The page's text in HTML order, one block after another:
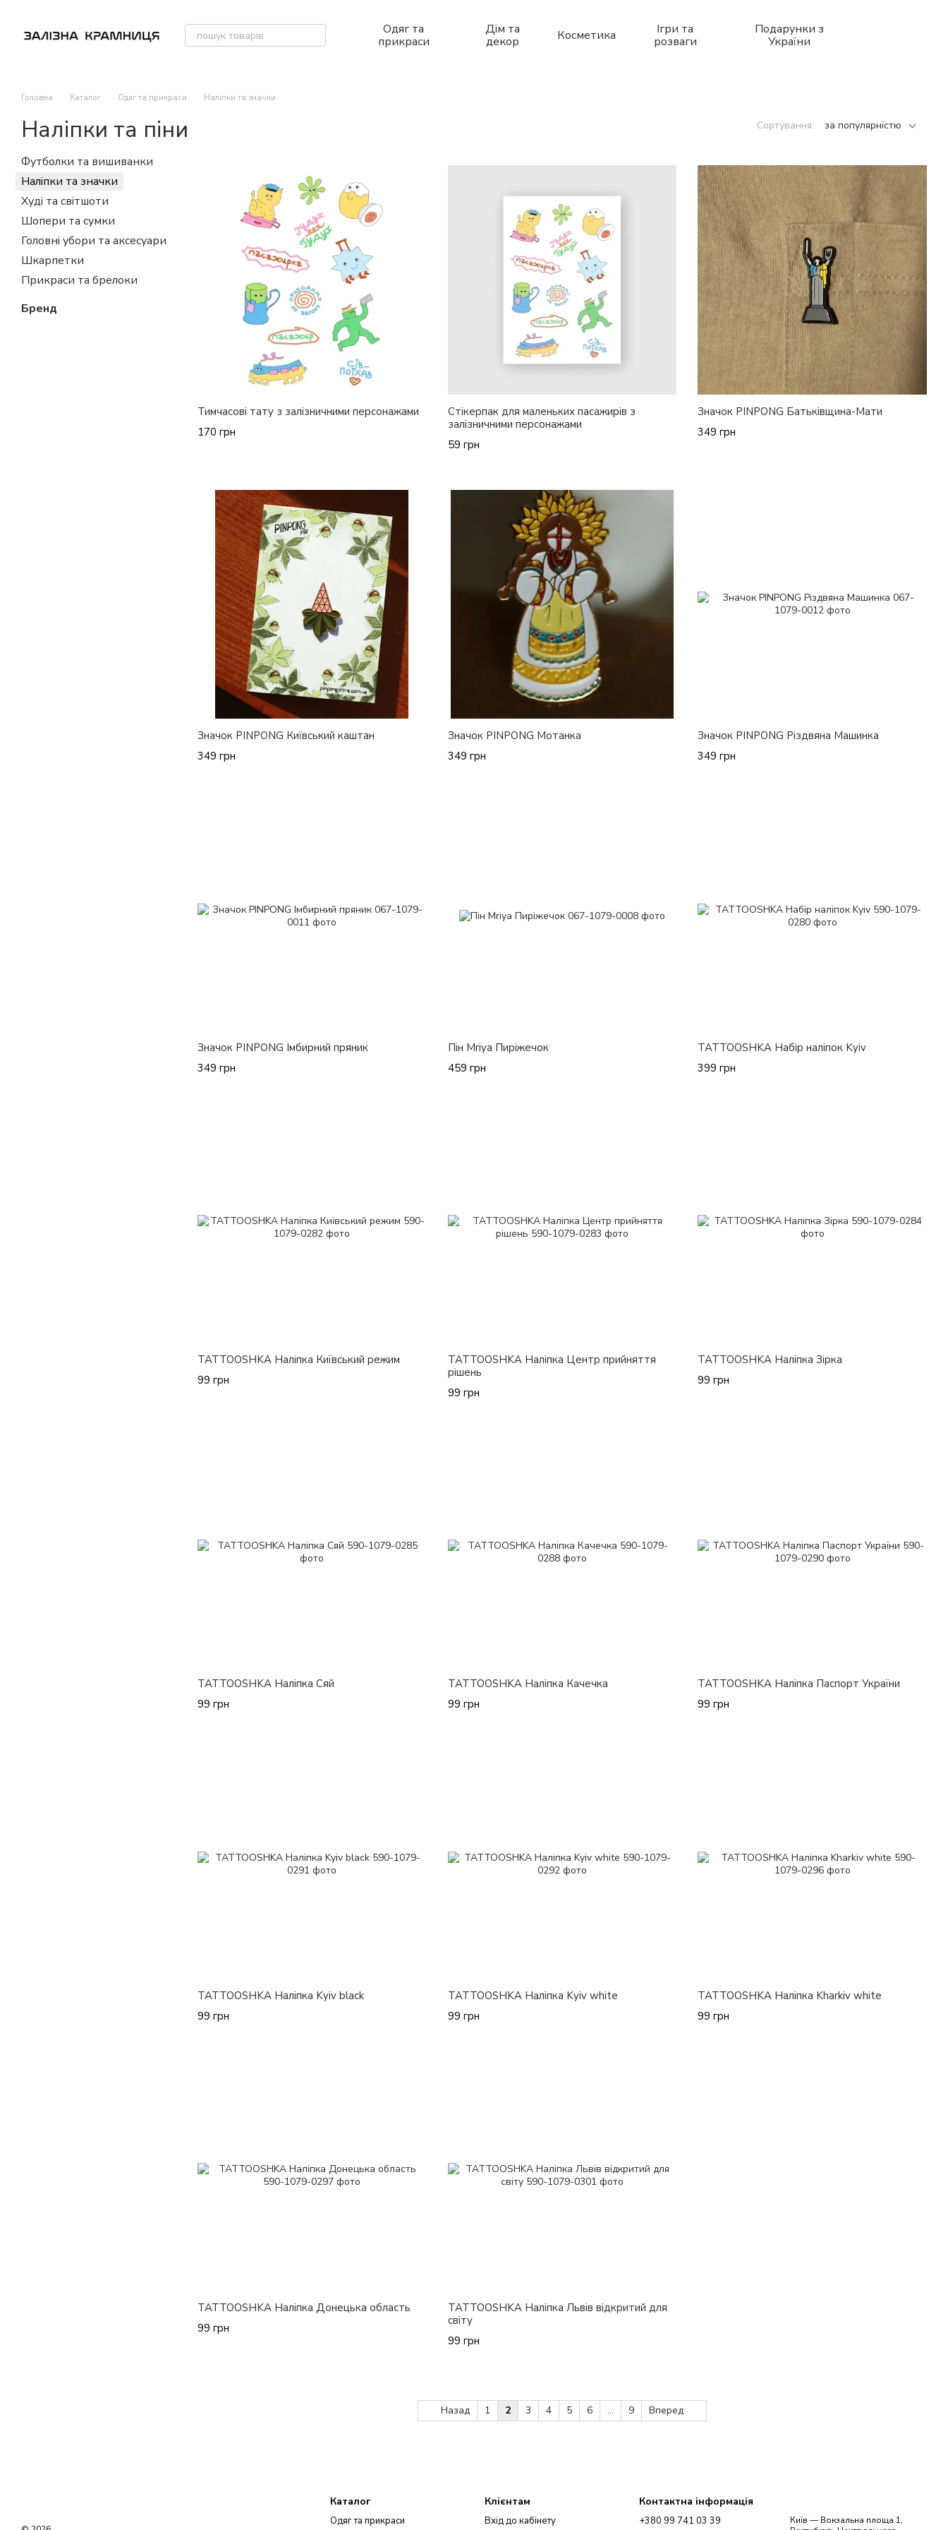
Одяг та
прикраси
Дім та
декор
Косметика
Ігри та
розваги
Подарунки з
України
Головна Каталог Одяг та прикраси Наліпки та значки
Наліпки та піни Сортування: за популярністю
Тимчасові тату з залізничними персонажами
170 грн
Стікерпак для маленьких пасажирів з
залізничними персонажами
59 грн
Значок PINPONG Батьківщина-Мати
349 грн
Значок PINPONG Київський каштан
349 грн
Значок PINPONG Мотанка
349 грн
Значок PINPONG Різдвяна Машинка
349 грн
Значок PINPONG Імбирний пряник
349 грн
Пін Mriya Пиріжечок
459 грн
TATTOOSHKA Набір наліпок Kyiv
399 грн
TATTOOSHKA Наліпка Київський режим
99 грн
TATTOOSHKA Наліпка Центр прийняття
рішень
99 грн
TATTOOSHKA Наліпка Зірка
99 грн
TATTOOSHKA Наліпка Сяй
99 грн
TATTOOSHKA Наліпка Качечка
99 грн
TATTOOSHKA Наліпка Паспорт України
99 грн
TATTOOSHKA Наліпка Kyiv black
99 грн
TATTOOSHKA Наліпка Kyiv white
99 грн
TATTOOSHKA Наліпка Kharkiv white
99 грн
TATTOOSHKA Наліпка Донецька область
99 грн
TATTOOSHKA Наліпка Львів відкритий для
світу
99 грн
Назад 1 2 3 4 5 6 ... 9 Вперед
Футболки та вишиванки
Наліпки та значки
Худі та світшоти
Шопери та сумки
Головні убори та аксесуари
Шкарпетки
Прикраси та брелоки
Бренд
Каталог
Одяг та прикраси
Клієнтам
Вхід до кабінету
Контактна інформація
+380 99 741 03 39
Київ — Вокзальна площа 1,